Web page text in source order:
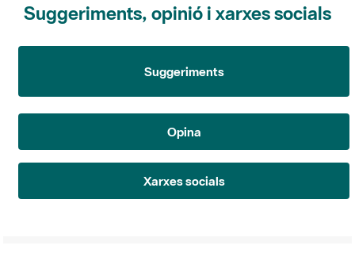
Suggeriments, opinió i xarxes socials
Suggeriments
Opina
Xarxes socials